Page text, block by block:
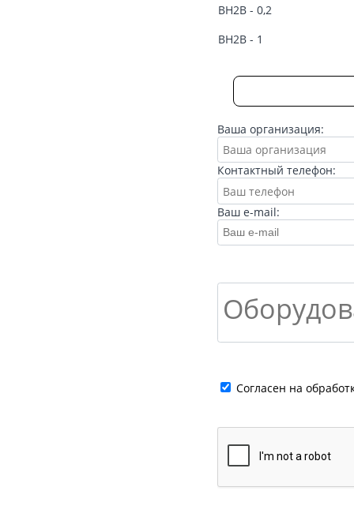
ВН2В - 0,2
ВН2В - 1
Ваша организация:
Контактный телефон:
Ваш e-mail:
Cогласен на